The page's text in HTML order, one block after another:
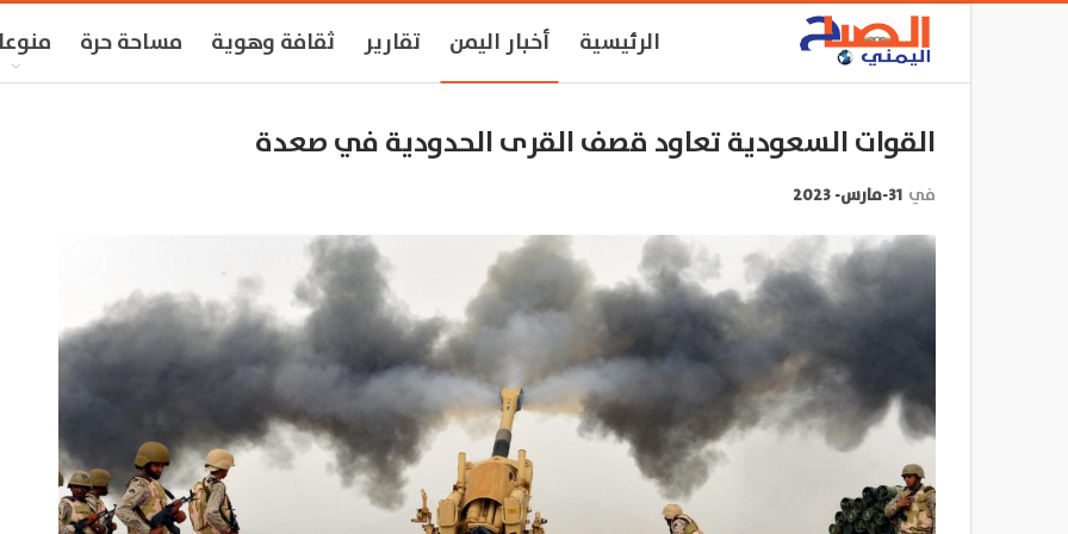
الرئيسية أخبار اليمن تقارير ثقافة وهوية مساحة حرة
القوات السعودية تعاود قصف القرى الحدودية في صعدة
في 31-مارس- 2023